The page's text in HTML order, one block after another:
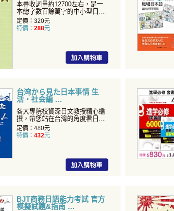
本書收詞量約12700左右，是一
本總字數百餘萬字的中小型日漢
辭典。...
定價：320元
特價： 288元
台湾から見た日本事情 生
活・社会編
各大專院校資深日文教授精心編
撰，帶您站在台灣的角度看日
本！...
定價：480元
特價： 432元
BJT商務日語能力考試 官方
模擬試題&指南